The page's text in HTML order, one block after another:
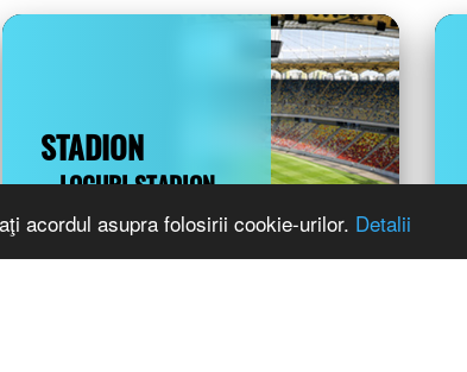
acordul asupra folosirii cookie-urilor. Detalii
STADION
LOCURI STADION
PROGRAM